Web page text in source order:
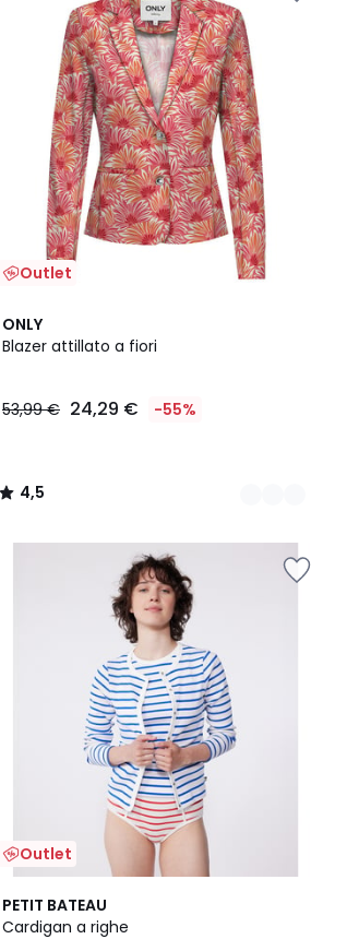
Outlet
ONLY
Blazer attillato a fiori
53,99 € 24,29 € -55%
4,5
/ 5
2
Colori
4,5
/
Outlet
PETIT BATEAU
Cardigan a righe
3
/